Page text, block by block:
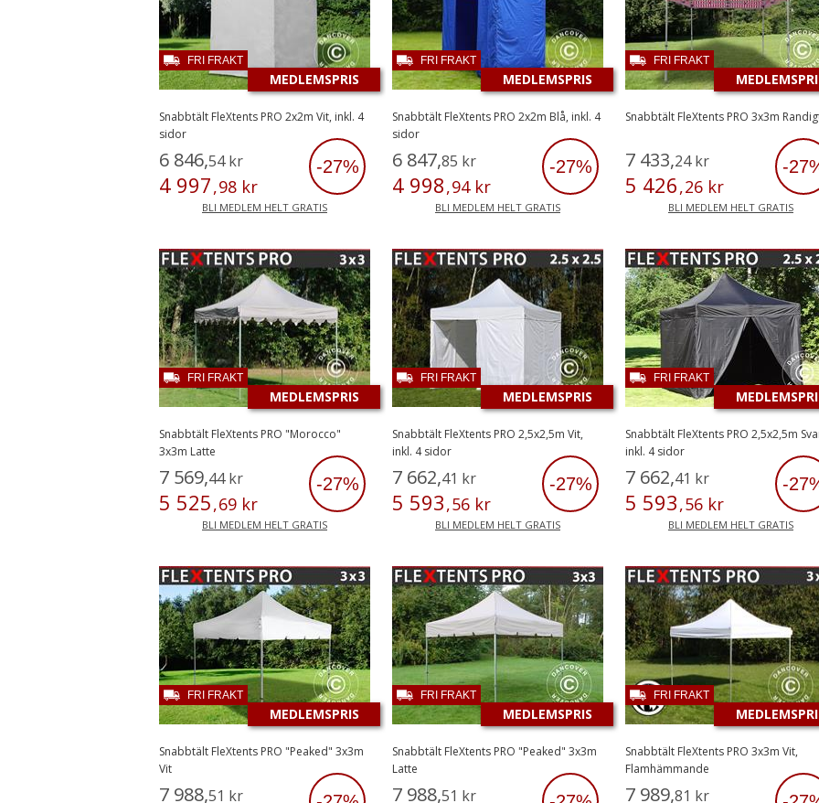
Snabbtält FleXtents PRO 2x2m Vit, inkl. 4
sidor
-27%
BLI MEDLEM HELT GRATIS
6 846,54kr
4 997,98 kr
MEDLEMSPRIS
FRI FRAKT
Snabbtält FleXtents PRO 2x2m Blå, inkl. 4
sidor
-27%
BLI MEDLEM HELT GRATIS
6 847,85 kr
4 998,94kr
MEDLEMSPRIS
FRI FRAKT
Snabbtält FleXtents PRO 3x3m
-
BLI MEDLEM HELT GRATIS
7 433,24kr
5 426,26 kr
FRI FRAKT
Snabbtält FleXtents PRO "Morocco"
3x3m Latte
-27%
BLI MEDLEM HELT GRATIS
7 569,44kr
5 525,69 kr
MEDLEMSPRIS
FRI FRAKT
Snabbtält FleXtents PRO 2,5x2,5m Vit,
inkl. 4 sidor
-27%
BLI MEDLEM HELT GRATIS
7 662,41 kr
5 593,56 kr
MEDLEMSPRIS
FRI FRAKT
Snabbtält FleXtents PRO 2,5x2,5m
inkl. 4 sidor
-
BLI MEDLEM HELT GRATIS
7 662,41 kr
5 593,56 kr
FRI FRAKT
Snabbtält FleXtents PRO "Peaked" 3x3m
Vit
7 988,51 kr
MEDLEMSPRIS
FRI FRAKT
Snabbtält FleXtents PRO "Peaked" 3x3m
Latte
7 988,51 kr
MEDLEMSPRIS
FRI FRAKT
Snabbtält FleXtents PRO 3x3m Vit,
Flamhämmande
7 989,81 kr
FRI FRAKT